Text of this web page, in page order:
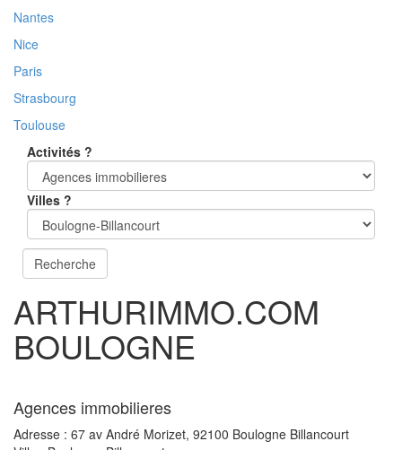
Nantes
Nice
Paris
Strasbourg
Toulouse
Activités ?
Villes ?
ARTHURIMMO.COM
BOULOGNE
Agences immobilieres
Adresse : 67 av André Morizet, 92100 Boulogne Billancourt